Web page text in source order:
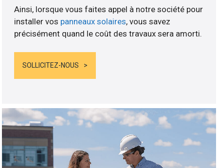
Ainsi, lorsque vous faites appel à notre société pour
installer vos panneaux solaires, vous savez
précisément quand le coût des travaux sera amorti.
SOLLICITEZ-NOUS